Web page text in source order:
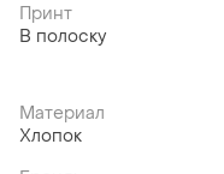
Принт
В полоску
Материал
Хлопок